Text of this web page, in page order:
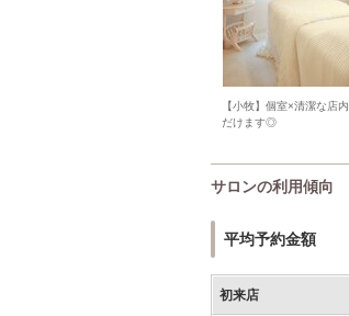
【小牧】個室×清潔な店
だけます◎
サロンの利用傾向
平均予約金額
初来店